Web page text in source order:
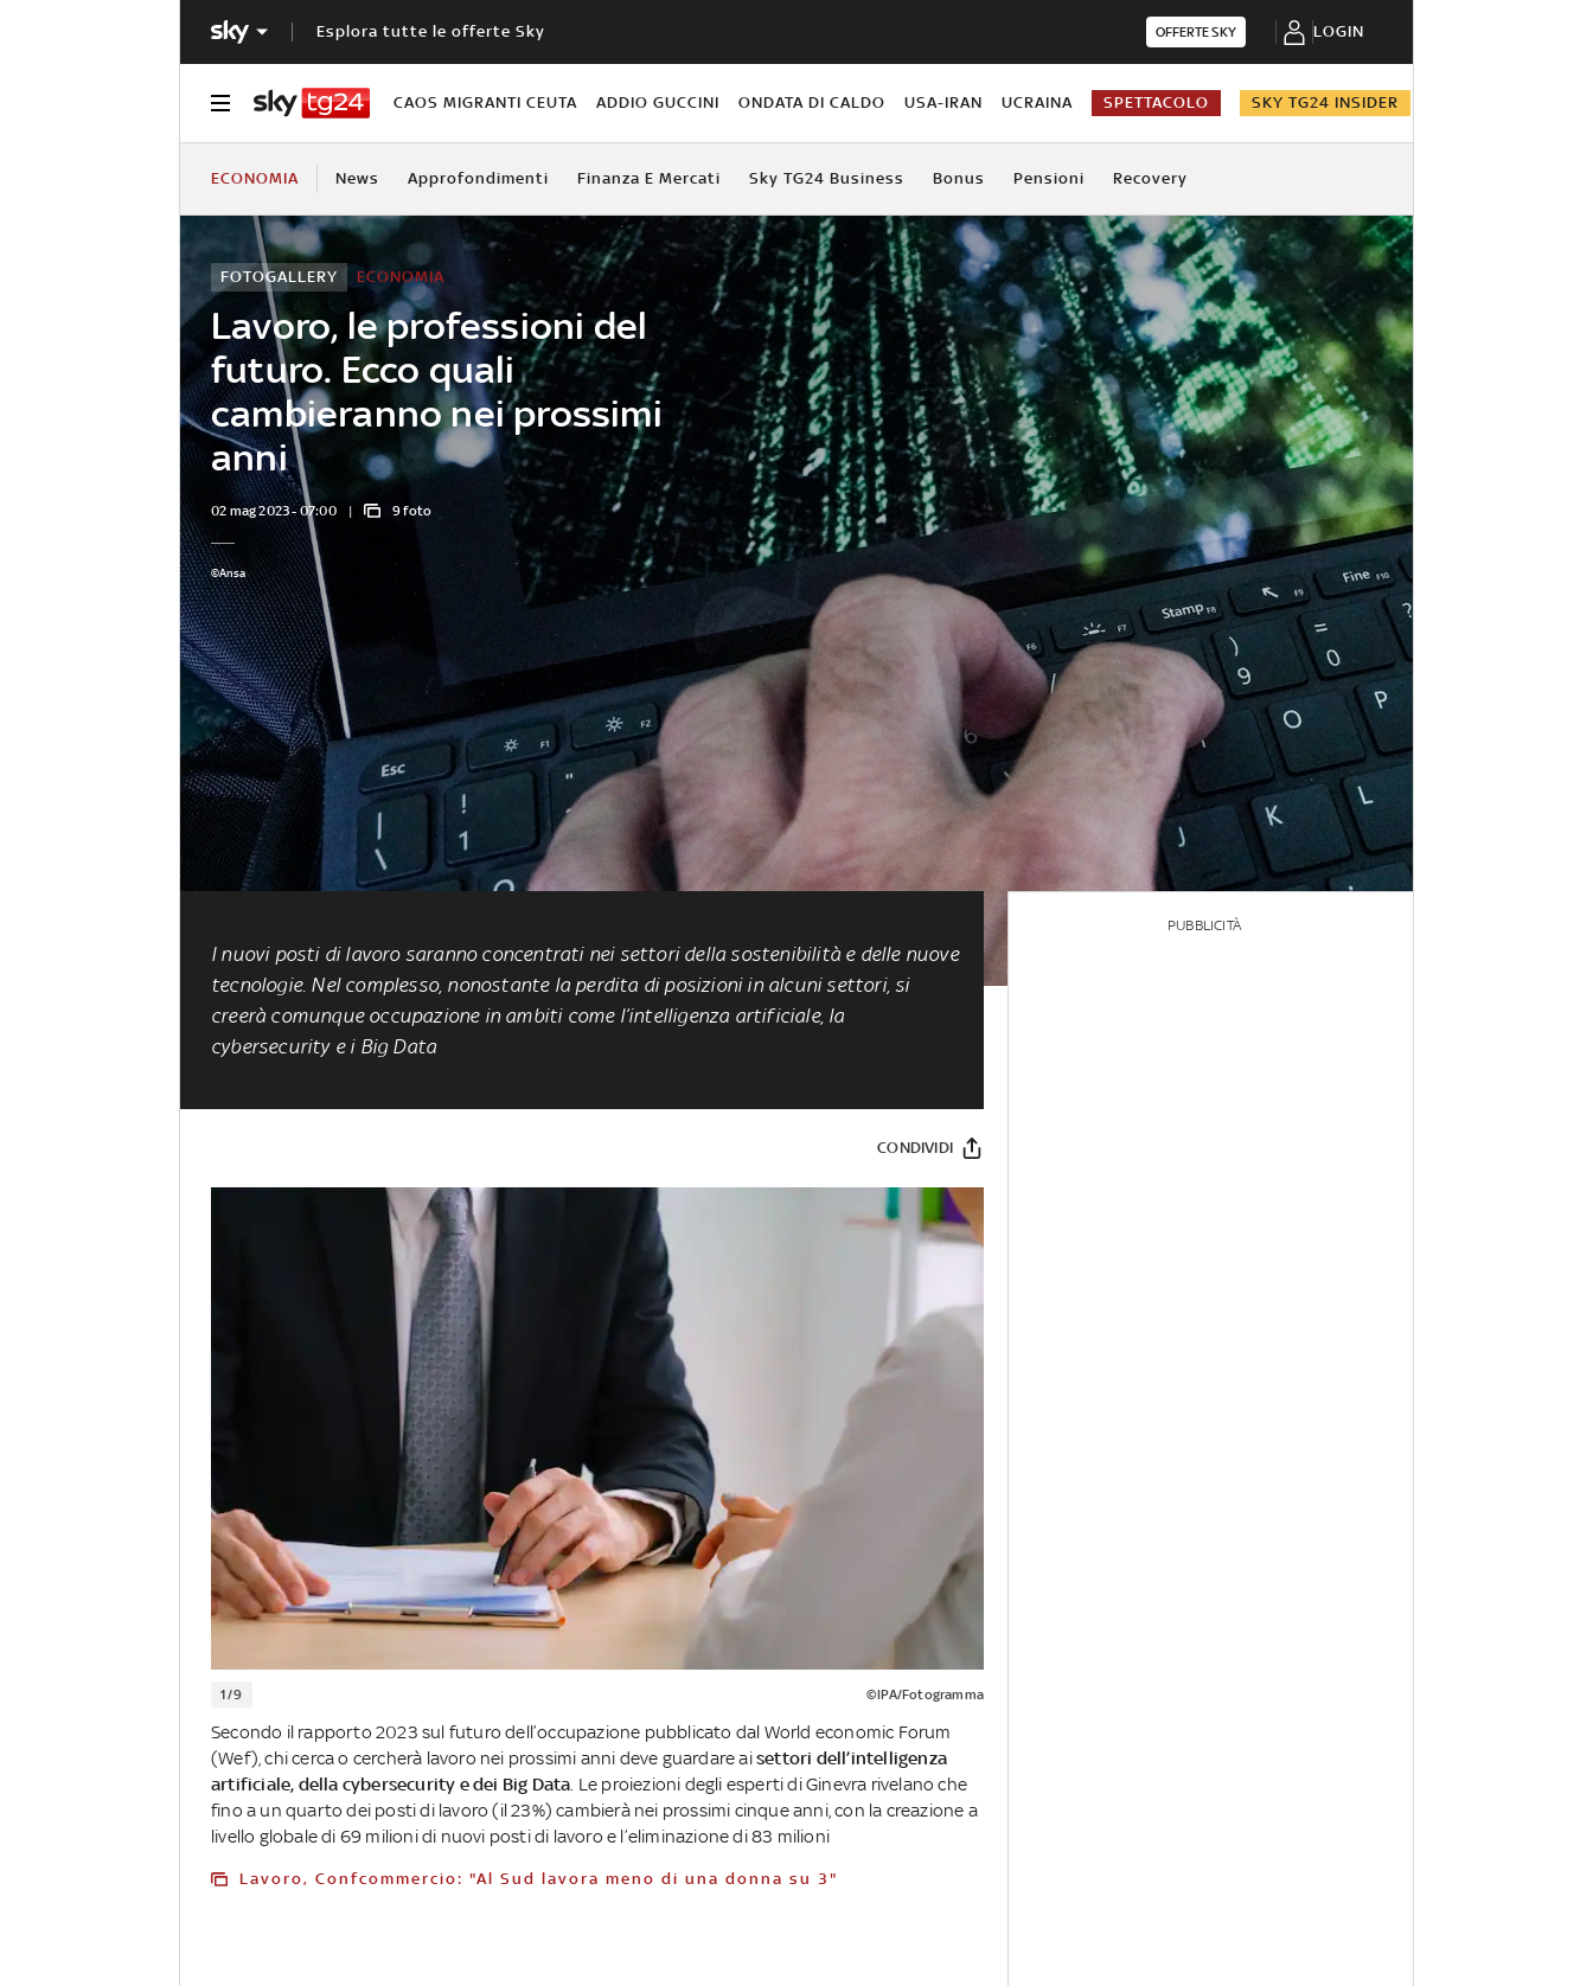
Esplora tutte le offerte Sky OFFERTE SKY LOGIN
CAOS MIGRANTI CEUTA ADDIO GUCCINI ONDATA DI CALDO USA-IRAN UCRAINA SPETTACOLO SKY TG24 INSIDER
ECONOMIA News Approfondimenti Finanza E Mercati Sky TG24 Business Bonus Pensioni Recovery
Lavoro, le professioni del
futuro. Ecco quali
cambieranno nei prossimi
anni
ECONOMIA
FOTOGALLERY
02 mag 2023 - 07:00 9 foto
©Ansa
I nuovi posti di lavoro saranno concentrati nei settori della sostenibilità e delle nuove
tecnologie. Nel complesso, nonostante la perdita di posizioni in alcuni settori, si
creerà comunque occupazione in ambiti come l’intelligenza artificiale, la
cybersecurity e i Big Data
CONDIVIDI
1/9 ©IPA/Fotogramma
Secondo il rapporto 2023 sul futuro dell’occupazione pubblicato dal World economic Forum
(Wef), chi cerca o cercherà lavoro nei prossimi anni deve guardare aisettori dell’intelligenza
artificiale, della cybersecurity e dei Big Data. Le proiezioni degli esperti di Ginevra rivelano che
fino a un quarto dei posti di lavoro (il 23%) cambierà nei prossimi cinque anni, con la creazione a
livello globale di 69 milioni di nuovi posti di lavoro e l’eliminazione di 83 milioni
Lavoro, Confcommercio: "Al Sud lavora meno di una donna su 3"
PUBBLICITÀ